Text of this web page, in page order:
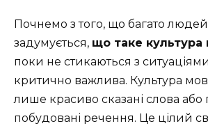
Почнемо з того, що багато
задумується, що таке культура
поки не стикаються з
критично важлива. Культура
лише красиво сказані слова
побудовані речення. Це цілий